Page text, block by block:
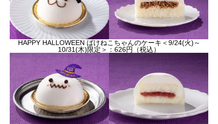
HAPPY HALLOWEEN ばけねこちゃんのケーキ＜9/24(火)～
10/31(木)限定＞：626円（税込）